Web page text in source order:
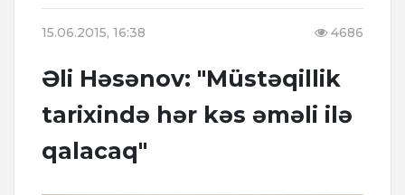
15.06.2015, 16:38 4686
Əli Həsənov: "Müstəqillik
tarixində hər kəs əməli ilə
qalacaq"